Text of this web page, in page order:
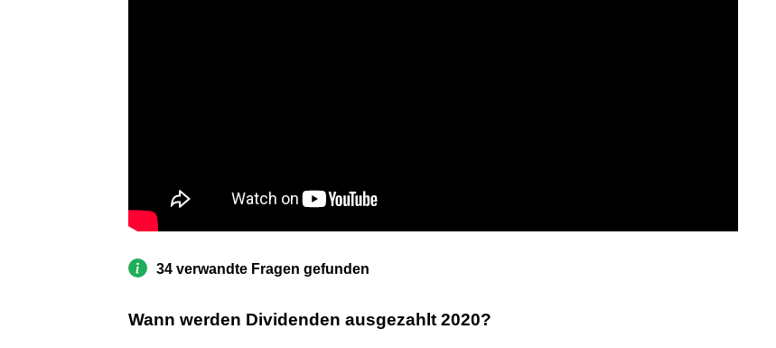
34 verwandte Fragen gefunden
Wann werden Dividenden ausgezahlt 2020?